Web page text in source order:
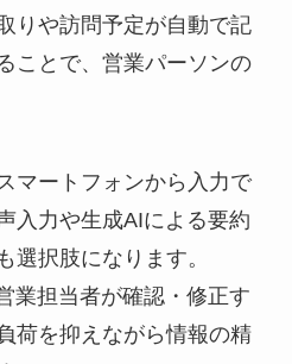
りや訪問予定が自動で記
ことで、営業パーソンの
マートフォンから入力で
入力や生成AIによる要約
選択肢になります。
業担当者が確認・修正す
荷を抑えながら情報の精